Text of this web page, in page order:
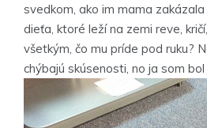
svedkom, ako im mama
dieťa, ktoré leží na zemi reve,
všetkým, čo mu príde pod ruku?
chýbajú skúsenosti, no ja som